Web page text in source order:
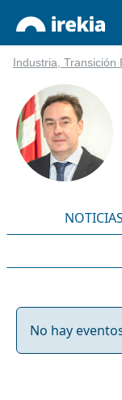
Industria, Transición
NOTICIAS
No hay